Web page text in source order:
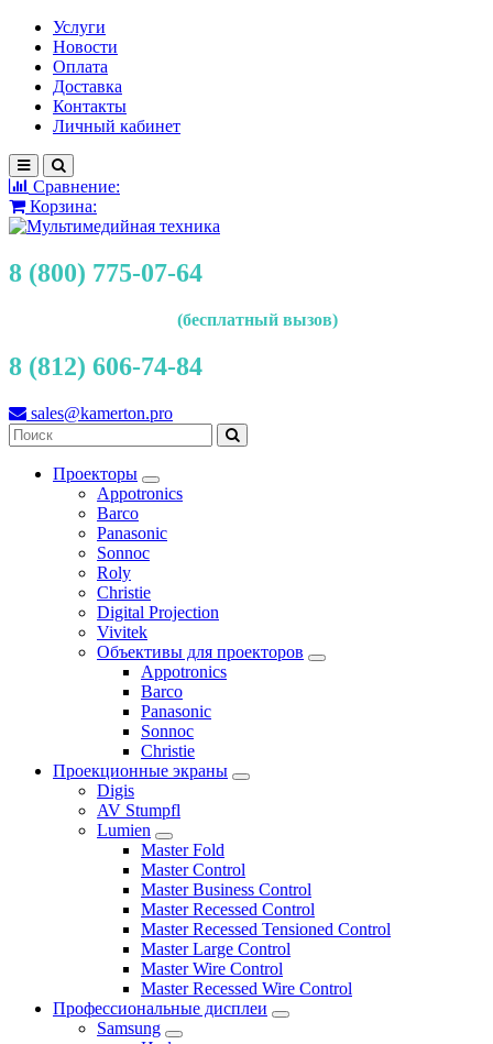
Услуги
Новости
Оплата
Доставка
Контакты
Личный кабинет
Сравнение:
Корзина:
8 (800) 775-07-64
(бесплатный вызов)
8 (812) 606-74-84
sales@kamerton.pro
Проекторы
Appotronics
Barco
Panasonic
Sonnoc
Roly
Christie
Digital Projection
Vivitek
Объективы для проекторов
Appotronics
Barco
Panasonic
Sonnoc
Сhristie
Проекционные экраны
Digis
AV Stumpfl
Lumien
Master Fold
Master Control
Master Business Control
Master Recessed Control
Master Recessed Tensioned Control
Master Large Control
Master Wire Control
Master Recessed Wire Control
Профессиональные дисплеи
Samsung